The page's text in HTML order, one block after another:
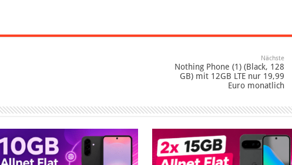
Nächste
Nothing Phone (1) (Black, 128
GB) mit 12GB LTE nur 19,99
Euro monatlich